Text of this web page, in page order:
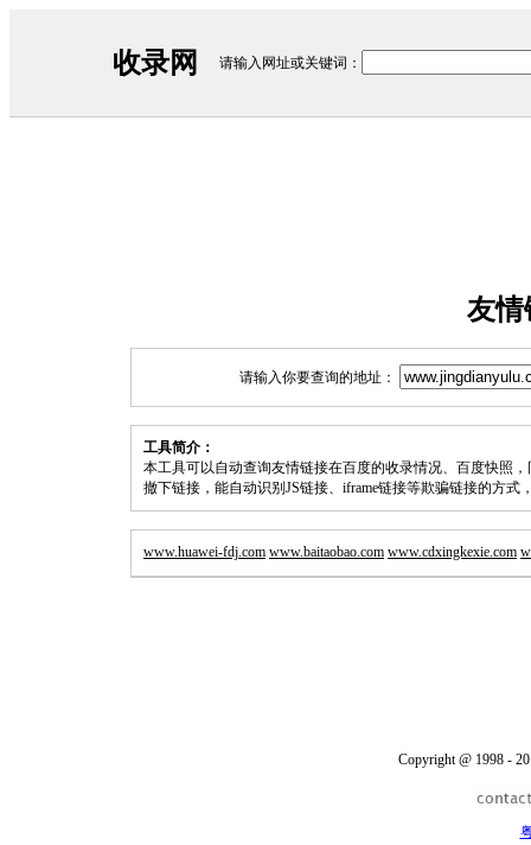
收录网 请输入网址或关键词：
友情
请输入你要查询的地址：
工具简介：
本工具可以自动查询友情链接在百度的收录情况、百度快照
撤下链接，能自动识别JS链接、iframe链接等欺骗链接的方式
www.huawei-fdj.com www.baitaobao.com www.cdxingkexie.com
Copyright @ 1998 -